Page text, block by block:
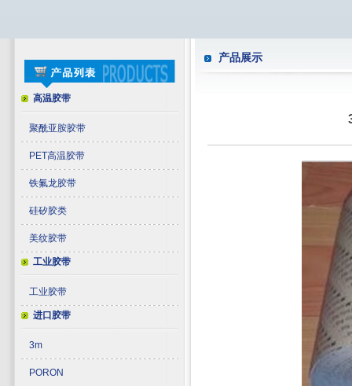
高温胶带
聚酰亚胺胶带
PET高温胶带
铁氟龙胶带
硅矽胶类
美纹胶带
工业胶带
工业胶带
进口胶带
3m
PORON
产品展示